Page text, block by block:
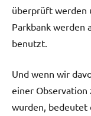
überprüft werden
Parkbank werden
benutzt.
Und wenn wir
einer
wurden, bedeutet